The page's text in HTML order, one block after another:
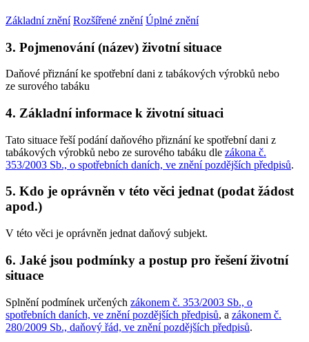
Základní znění Rozšířené znění Úplné znění
3. Pojmenování (název) životní situace
Daňové přiznání ke spotřební dani z tabákových výrobků nebo
ze surového tabáku
4. Základní informace k životní situaci
Tato situace řeší podání daňového přiznání ke spotřební dani z
tabákových výrobků nebo ze surového tabáku dle zákona č.
353/2003 Sb., o spotřebních daních, ve znění pozdějších předpisů.
5. Kdo je oprávněn v této věci jednat (podat žádost
apod.)
V této věci je oprávněn jednat daňový subjekt.
6. Jaké jsou podmínky a postup pro řešení životní
situace
Splnění podmínek určených zákonem č. 353/2003 Sb., o
spotřebních daních, ve znění pozdějších předpisů, a zákonem č.
280/2009 Sb., daňový řád, ve znění pozdějších předpisů.